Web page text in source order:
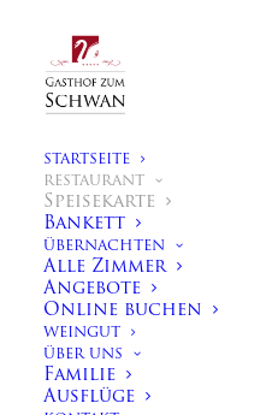
STARTSEITE
RESTAURANT
Speisekarte
Bankett
ÜBERNACHTEN
Alle Zimmer
Angebote
Online buchen
WEINGUT
ÜBER UNS
Familie
Ausflüge